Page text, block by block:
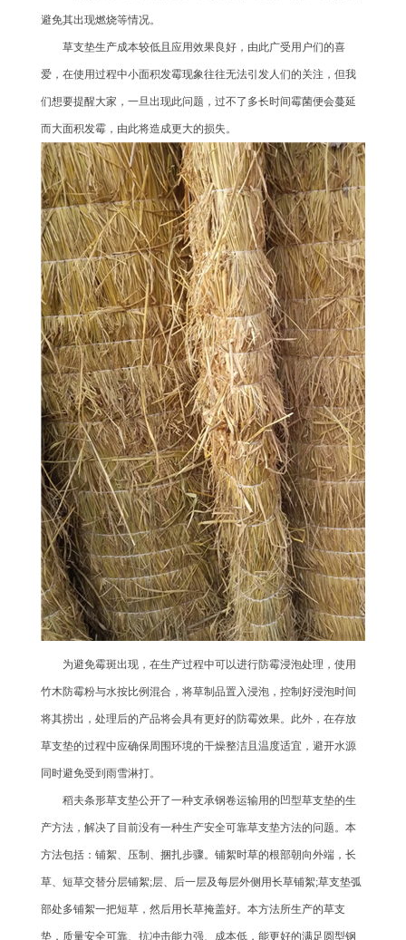
避免其出现燃烧等情况。
草支垫生产成本较低且应用效果良好，由此广受用户们的喜
爱，在使用过程中小面积发霉现象往往无法引发人们的关注，但我
们想要提醒大家，一旦出现此问题，过不了多长时间霉菌便会蔓延
而大面积发霉，由此将造成更大的损失。
为避免霉斑出现，在生产过程中可以进行防霉浸泡处理，使用
竹木防霉粉与水按比例混合，将草制品置入浸泡，控制好浸泡时间
将其捞出，处理后的产品将会具有更好的防霉效果。此外，在存放
草支垫的过程中应确保周围环境的干燥整洁且温度适宜，避开水源
同时避免受到雨雪淋打。
稻夫条形草支垫公开了一种支承钢卷运输用的凹型草支垫的生
产方法，解决了目前没有一种生产安全可靠草支垫方法的问题。本
方法包括：铺絮、压制、捆扎步骤。铺絮时草的根部朝向外端，长
草、短草交替分层铺絮;层、后一层及每层外侧用长草铺絮;草支垫弧
部处多铺絮一把短草，然后用长草掩盖好。本方法所生产的草支
垫，质量安全可靠、抗冲击能力强、成本低，能更好的满足圆型钢